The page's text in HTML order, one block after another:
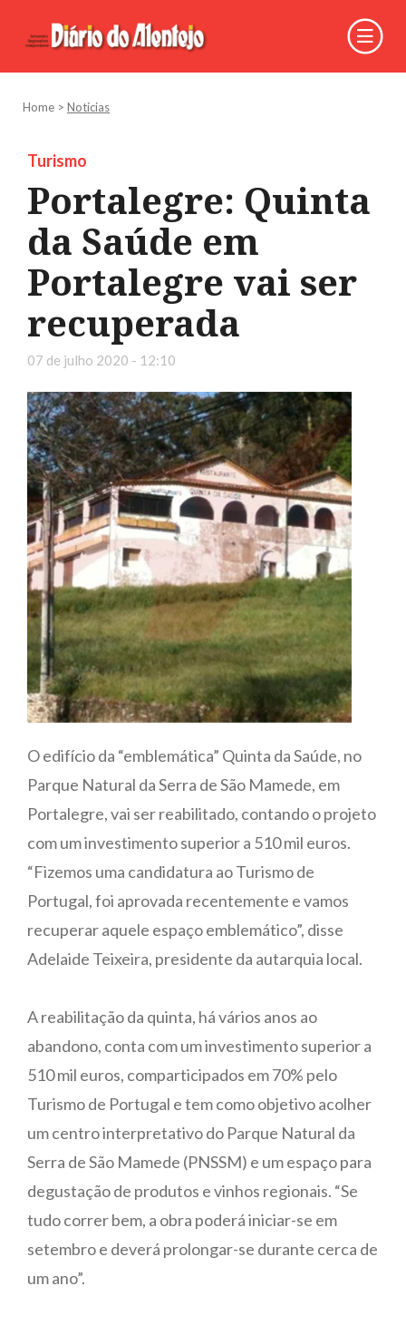
Home > Notícias
Turismo
Portalegre: Quinta
da Saúde em
Portalegre vai ser
recuperada
07 de julho 2020 - 12:10
O edifício da “emblemática” Quinta da Saúde, no
Parque Natural da Serra de São Mamede, em
Portalegre, vai ser reabilitado, contando o projeto
com um investimento superior a 510 mil euros.
“Fizemos uma candidatura ao Turismo de
Portugal, foi aprovada recentemente e vamos
recuperar aquele espaço emblemático”, disse
Adelaide Teixeira, presidente da autarquia local.
A reabilitação da quinta, há vários anos ao
abandono, conta com um investimento superior a
510 mil euros, comparticipados em 70% pelo
Turismo de Portugal e tem como objetivo acolher
um centro interpretativo do Parque Natural da
Serra de São Mamede (PNSSM) e um espaço para
degustação de produtos e vinhos regionais. “Se
tudo correr bem, a obra poderá iniciar-se em
setembro e deverá prolongar-se durante cerca de
um ano”.